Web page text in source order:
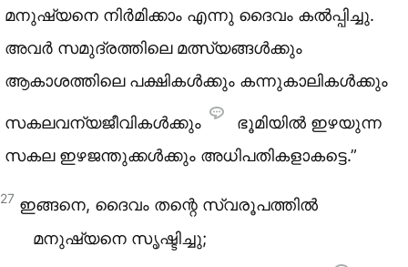
മനുഷ്യനെ നിർമിക്കാം എന്നു ദൈവം കൽപ്പിച്ചു.
അവർ സമുദ്രത്തിലെ മത്സ്യങ്ങൾക്കും
ആകാശത്തിലെ പക്ഷികൾക്കും കന്നുകാലികൾക്കും
സകലവന്യജീവികൾക്കും
ഭൂമിയിൽ ഇഴയുന്ന
സകല ഇഴജന്തുക്കൾക്കും അധിപതികളാകട്ടെ.”
27 ഇങ്ങനെ, ദൈവം തന്റെ സ്വരൂപത്തിൽ
മനുഷ്യനെ സൃഷ്ടിച്ചു;